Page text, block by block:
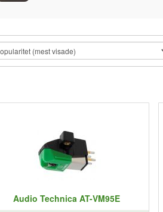
Audio Technica AT-VM95E